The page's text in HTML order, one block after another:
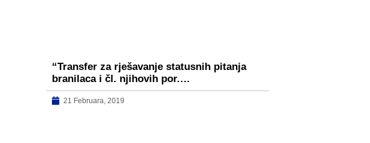
“Transfer za rješavanje statusnih pitanja
branilaca i čl. njihovih por.…
21 Februara, 2019